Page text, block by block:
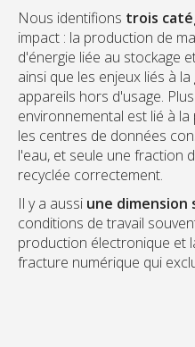
Nous identifions trois
impact : la production de
d'énergie liée au stockage
ainsi que les enjeux liés à
appareils hors d'usage.
environnemental est lié à
les centres de données
l'eau, et seule une fraction
recyclée correctement.
Il y a aussi une dimension
conditions de travail
production électronique et
fracture numérique qui